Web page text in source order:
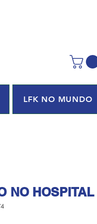
LFK NO MUNDO
NO HOSPITAL